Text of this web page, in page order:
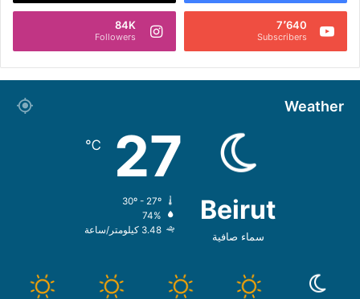
7٬640
Subscribers
84K
Followers
Weather
Beirut
سماء صافية
27
℃
74%
3.48 كيلومتر/ساعة